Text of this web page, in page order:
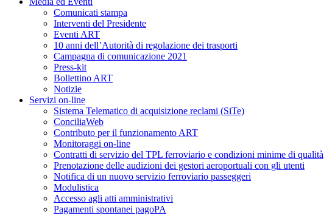
Comunicati stampa
Interventi del Presidente
Eventi ART
10 anni dell’Autorità di regolazione dei trasporti
Campagna di comunicazione 2021
Press-kit
Bollettino ART
Notizie
Servizi on-line
Sistema Telematico di acquisizione reclami (SiTe)
ConciliaWeb
Contributo per il funzionamento ART
Monitoraggi on-line
Contratti di servizio del TPL ferroviario e condizioni minime di qualità
Prenotazione delle audizioni dei gestori aeroportuali con gli utenti
Notifica di un nuovo servizio ferroviario passeggeri
Modulistica
Accesso agli atti amministrativi
Pagamenti spontanei pagoPA